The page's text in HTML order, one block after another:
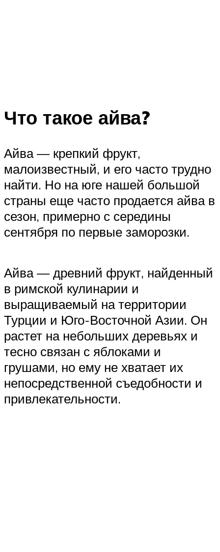
Что такое айва?
Айва — крепкий фрукт,
малоизвестный, и его часто трудно
найти. Но на юге нашей большой
страны еще часто продается айва в
сезон, примерно с середины
сентября по первые заморозки.
Айва — древний фрукт, найденный
в римской кулинарии и
выращиваемый на территории
Турции и Юго-Восточной Азии. Он
растет на небольших деревьях и
тесно связан с яблоками и
грушами, но ему не хватает их
непосредственной съедобности и
привлекательности.